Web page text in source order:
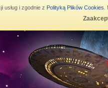
usług i zgodnie z Polityką Plików Cookies